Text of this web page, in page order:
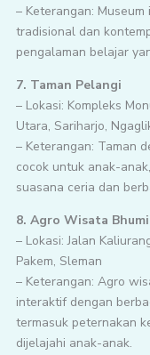
– Keterangan:
tradisional dan
pengalaman belajar
7. Taman Pelangi
– Lokasi: Kompleks
Utara, Sariharjo,
– Keterangan: Taman
cocok untuk anak-
suasana ceria dan
8. Agro Wisata
– Lokasi: Jalan
Pakem, Sleman
– Keterangan: Agro
interaktif dengan
termasuk peternakan
dijelajahi anak-anak.